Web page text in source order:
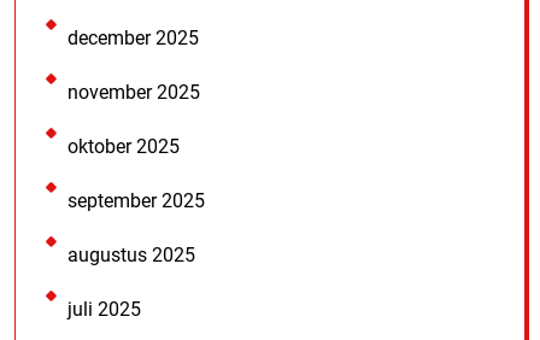
december 2025
november 2025
oktober 2025
september 2025
augustus 2025
juli 2025